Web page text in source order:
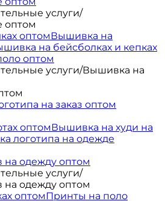
услуги/
оптом
оптомВышивка на
на бейсболках и кепках
оптом
услуги/Вышивка на
на заказ оптом
оптомВышивка на худи на
логотипа на одежде
на одежду оптом
услуги/
на одежду оптом
оптомПринты на поло